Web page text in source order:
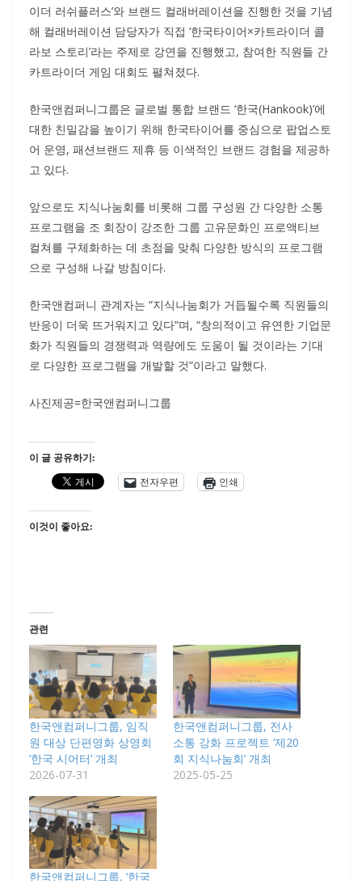
이더 러쉬플러스’와 브랜드 컬래버레이션을 진행한 것을 기념
해 컬래버레이션 담당자가 직접 ‘한국타이어×카트라이더 콜
라보 스토리’라는 주제로 강연을 진행했고, 참여한 직원들 간
카트라이더 게임 대회도 펼쳐졌다.
한국앤컴퍼니그룹은 글로벌 통합 브랜드 ‘한국(Hankook)’에
대한 친밀감을 높이기 위해 한국타이어를 중심으로 팝업스토
어 운영, 패션브랜드 제휴 등 이색적인 브랜드 경험을 제공하
고 있다.
앞으로도 지식나눔회를 비롯해 그룹 구성원 간 다양한 소통
프로그램을 조 회장이 강조한 그룹 고유문화인 프로액티브
컬쳐를 구체화하는 데 초점을 맞춰 다양한 방식의 프로그램
으로 구성해 나갈 방침이다.
한국앤컴퍼니 관계자는 “지식나눔회가 거듭될수록 직원들의
반응이 더욱 뜨거워지고 있다”며, “창의적이고 유연한 기업문
화가 직원들의 경쟁력과 역량에도 도움이 될 것이라는 기대
로 다양한 프로그램을 개발할 것”이라고 말했다.
사진제공=한국앤컴퍼니그룹
이 글 공유하기:
전자우편
인쇄
이것이 좋아요:
관련
한국앤컴퍼니그룹, 임직
원 대상 단편영화 상영회
‘한국 시어터’ 개최
2026-07-31
한국앤컴퍼니그룹, 전사
소통 강화 프로젝트 ‘제20
회 지식나눔회’ 개최
2025-05-25
한국앤컴퍼니그룹, ‘한국